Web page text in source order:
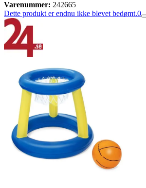
Varenummer: 242665
Dette produkt er endnu ikke blevet bedømt.0